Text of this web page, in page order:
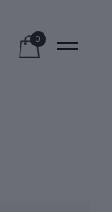
0